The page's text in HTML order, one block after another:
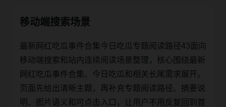
移动端搜索场景
最新网红吃瓜事件合集今日吃瓜专题阅读路径43面向
移动端搜索和站内连续阅读场景整理，核心围绕最新
网红吃瓜事件合集、今日吃瓜和相关长尾需求展开。
页面先给出清晰主题，再补充专题阅读路径、摘要说
明、图片语义和可点击入口，让用户不用反复回到首